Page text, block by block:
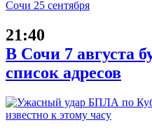
21:40
В Сочи 7 августа
список адресов